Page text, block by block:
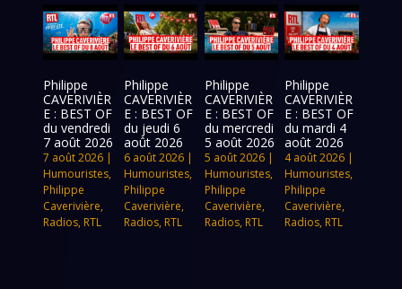
Philippe
CAVERIVIÈR
E : BEST OF
du vendredi
7 août 2026
7 août 2026 |
Humouristes,
Philippe
Caverivière,
Radios, RTL
Philippe
CAVERIVIÈR
E : BEST OF
du jeudi 6
août 2026
6 août 2026|
Humouristes,
Philippe
Caverivière,
Radios, RTL
Philippe
CAVERIVIÈR
E : BEST OF
du mercredi
5 août 2026
5 août 2026|
Humouristes,
Philippe
Caverivière,
Radios, RTL
Philippe
CAVERIVIÈR
E : BEST OF
du mardi 4
août 2026
4 août 2026 |
Humouristes,
Philippe
Caverivière,
Radios, RTL